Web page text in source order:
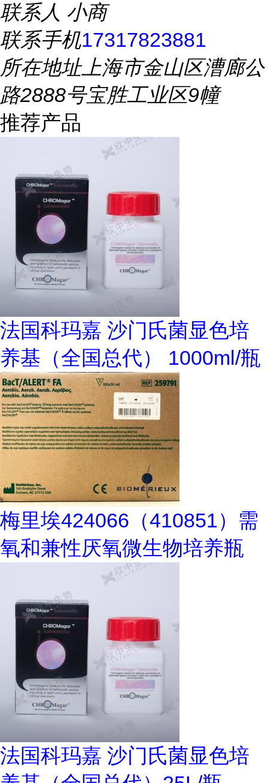
联系人 小商
联系手机17317823881
所在地址上海市金山区漕廊公
路2888号宝胜工业区9幢
推荐产品
法国科玛嘉 沙门氏菌显色培
养基（全国总代） 1000ml/瓶
梅里埃424066（410851）需
氧和兼性厌氧微生物培养瓶
法国科玛嘉 沙门氏菌显色培